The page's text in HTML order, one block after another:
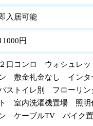
入居可能
円
２口コンロ ウォシュレ
ン 敷金礼金なし インタ
ストイレ別 フローリ
ト 室内洗濯機置場 照
ン ケーブルTV バイク